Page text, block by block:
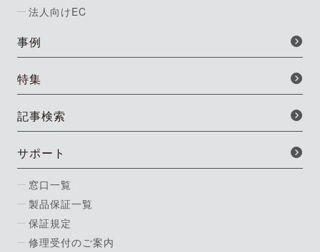
法人向けEC
事例
特集
記事検索
サポート
窓口一覧
製品保証一覧
保証規定
修理受付のご案内